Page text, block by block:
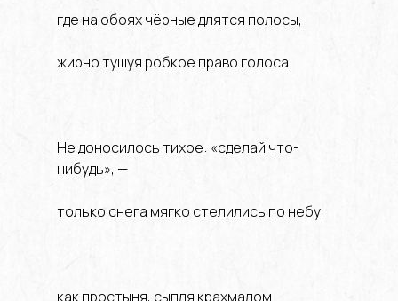
где на обоях чёрные длятся полосы,
жирно тушуя робкое право голоса.
Не доносилось тихое: «сделай что-
нибудь», —
только снега мягко стелились по небу,
как простыня, сыпля крахмалом